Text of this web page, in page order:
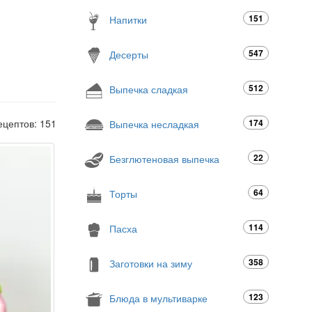
151
Напитки 151
Десерты 547
Выпечка сладкая 512
Выпечка несладкая 174
Безглютеновая выпечка 22
Торты 64
Пасха 114
Заготовки на зиму 358
Блюда в мультиварке 123